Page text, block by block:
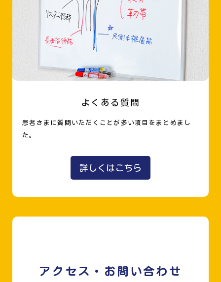
よくある質問
患者さまに質問いただくことが多い項目をまとめまし
た。
詳しくはこちら
アクセス・お問い合わせ